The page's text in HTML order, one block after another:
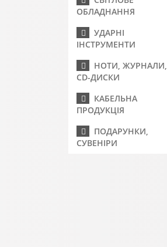
ОБЛАДНАННЯ
УДАРНІ
ІНСТРУМЕНТИ
НОТИ, ЖУРНАЛИ,
CD-ДИСКИ
КАБЕЛЬНА
ПРОДУКЦІЯ
ПОДАРУНКИ,
СУВЕНІРИ